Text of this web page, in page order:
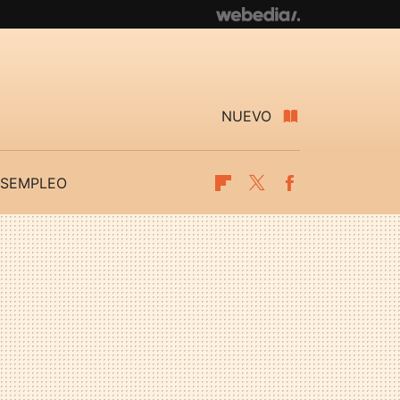
NUEVO
Flipboard
Twitter